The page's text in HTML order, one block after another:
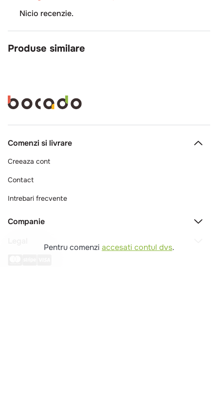
Pentru comenzi accesati contul dvs.
Nicio recenzie.
Produse similare
Comenzi si livrare
Creeaza cont
Contact
Intrebari frecvente
Companie